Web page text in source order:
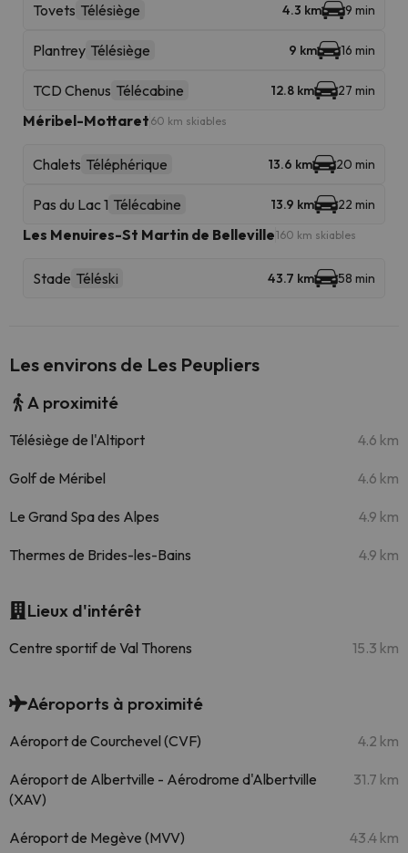
Tovets Télésiège 4.3 km 9 min
Plantrey Télésiège 9 km 16 min
TCD Chenus Télécabine 12.8 km 27 min
Méribel-Mottaret 60 km skiables
Chalets Téléphérique 13.6 km 20 min
Pas du Lac 1 Télécabine 13.9 km 22 min
Les Menuires-St Martin de Belleville160 km skiables
Stade Téléski 43.7 km 58 min
Les environs de Les Peupliers
A proximité
Télésiège de l'Altiport 4.6 km
Golf de Méribel 4.6 km
Le Grand Spa des Alpes 4.9 km
Thermes de Brides-les-Bains 4.9 km
Lieux d'intérêt
Centre sportif de Val Thorens 15.3 km
Aéroports à proximité
Aéroport de Courchevel (CVF) 4.2 km
Aéroport de Albertville - Aérodrome d'Albertville
(XAV)
31.7 km
Aéroport de Megève (MVV) 43.4 km